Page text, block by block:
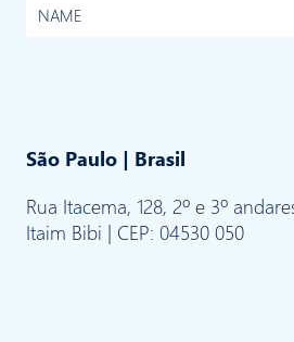
São Paulo | Brasil
Rua Itacema, 128, 2º e 3º
Itaim Bibi | CEP: 04530 050